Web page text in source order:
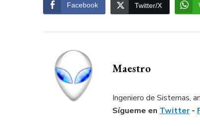
Facebook Twitter/X
Maestro
Ingeniero de Sistemas,
Sígueme en Twitter-